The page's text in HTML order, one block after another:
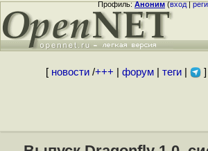
Профиль:Аноним(вход|
[ новости/+++ форум| теги| ]